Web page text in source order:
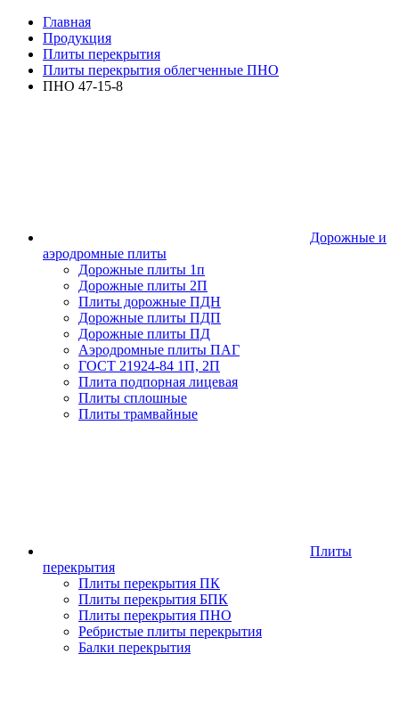
Главная
Продукция
Плиты перекрытия
Плиты перекрытия облегченные ПНО
ПНО 47-15-8
Дорожные и
аэродромные плиты
Дорожные плиты 1п
Дорожные плиты 2П
Плиты дорожные ПДН
Дорожные плиты ПДП
Дорожные плиты ПД
Аэродромные плиты ПАГ
ГОСТ 21924-84 1П, 2П
Плита подпорная лицевая
Плиты сплошные
Плиты трамвайные
Плиты
перекрытия
Плиты перекрытия ПК
Плиты перекрытия БПК
Плиты перекрытия ПНО
Ребристые плиты перекрытия
Балки перекрытия